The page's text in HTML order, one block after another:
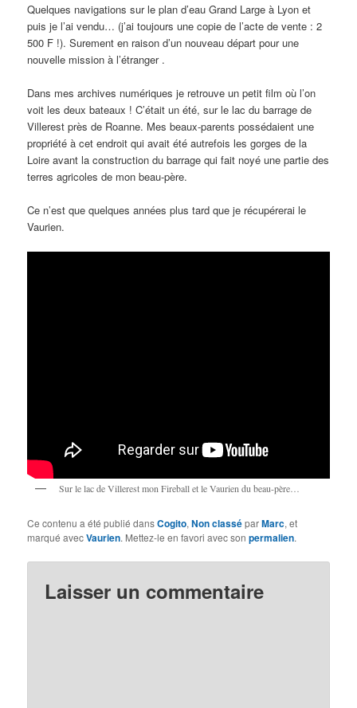
Quelques navigations sur le plan d’eau Grand Large à Lyon et
puis je l’ai vendu… (j’ai toujours une copie de l’acte de vente : 2
500 F !). Surement en raison d’un nouveau départ pour une
nouvelle mission à l’étranger .
Dans mes archives numériques je retrouve un petit film où l’on
voit les deux bateaux ! C’était un été, sur le lac du barrage de
Villerest près de Roanne. Mes beaux-parents possédaient une
propriété à cet endroit qui avait été autrefois les gorges de la
Loire avant la construction du barrage qui fait noyé une partie des
terres agricoles de mon beau-père.
Ce n’est que quelques années plus tard que je récupérerai le
Vaurien.
Sur le lac de Villerest mon Fireball et le Vaurien du beau-père…
Ce contenu a été publié dansCogito,Non classéparMarc, et
marqué avecVaurien. Mettez-le en favori avec sonpermalien.
Laisser un commentaire